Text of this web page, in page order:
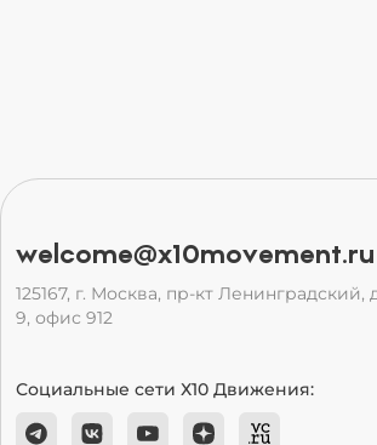
welcome@x10movement.ru
125167, г. Москва, пр-кт Ленинградский,
9, офис 912
Социальные сети Х10 Движения: